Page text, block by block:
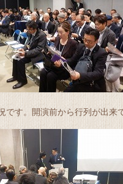
です。開演前から行列が出来